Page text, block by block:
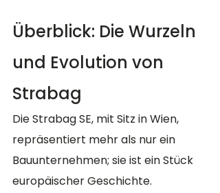
Überblick: Die Wurzeln
und Evolution von
Strabag
Die Strabag SE, mit Sitz in Wien,
repräsentiert mehr als nur ein
Bauunternehmen; sie ist ein Stück
europäischer Geschichte.